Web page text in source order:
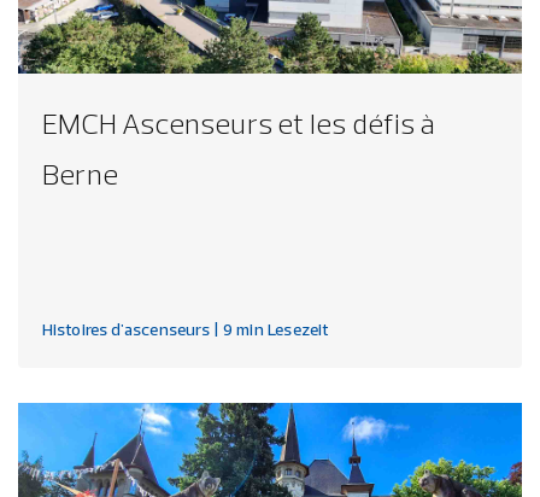
EMCH Ascenseurs et les défis à
Berne
Histoires d'ascenseurs | 9 min Lesezeit